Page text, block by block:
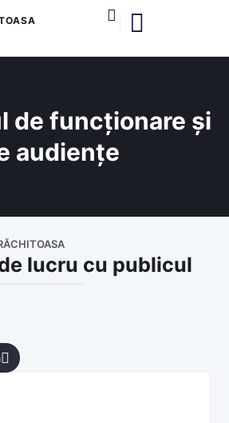
de funcționare și
audiențe
lucru cu publicul